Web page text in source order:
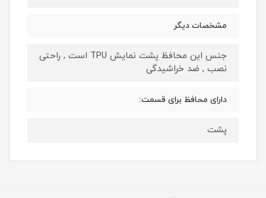
مشخصات دیگر
جنس این محافظ پشت نمایش TPU است , راحتی
نصب , ضد خراشیدگی
دارای محافظ برای قسمت:
پشت